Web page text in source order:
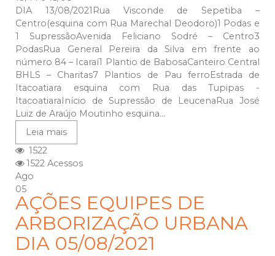
DIA 13/08/2021Rua Visconde de Sepetiba –
Centro(esquina com Rua Marechal Deodoro)1 Podas e
1 SupressãoAvenida Feliciano Sodré – Centro3
PodasRua General Pereira da Silva em frente ao
número 84 – Icaraí1 Plantio de BabosaCanteiro Central
BHLS – Charitas7 Plantios de Pau ferroEstrada de
Itacoatiara esquina com Rua das Tupipas -
ItacoatiaraInício de Supressão de LeucenaRua José
Luiz de Araújo Moutinho esquina...
Leia mais
1522
1522 Acessos
Ago
05
AÇÕES EQUIPES DE
ARBORIZAÇÃO URBANA
DIA 05/08/2021